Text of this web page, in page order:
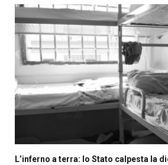
L’inferno a terra: lo Stato calpesta la